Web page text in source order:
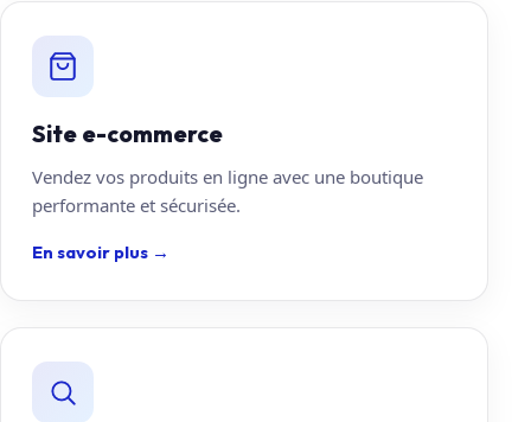
Site e-commerce
Vendez vos produits en ligne avec une boutique
performante et sécurisée.
En savoir plus →